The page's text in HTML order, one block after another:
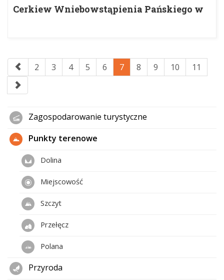
Cerkiew Wniebowstąpienia Pańskiego w
2 3 4 5 6 7 8 9 10 11
Zagospodarowanie turystyczne
Punkty terenowe
Dolina
Miejscowość
Szczyt
Przełęcz
Polana
Przyroda